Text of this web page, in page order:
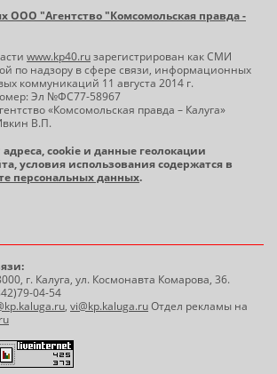
ООО "Агентство "Комсомольская правда -
www.kp40.ruзарегистрирован как СМИ
по надзору в сфере связи, информационных
коммуникаций 11 августа 2014 г.
Эл №ФС77-58967
«Комсомольская правда – Калуга»
В.П.
cookie и данные геолокации
условия использования содержатся в
персональных данных.
г. Калуга, ул. Космонавта Комарова, 36.
04-54
, vi@kp.kaluga.ruОтдел рекламы на